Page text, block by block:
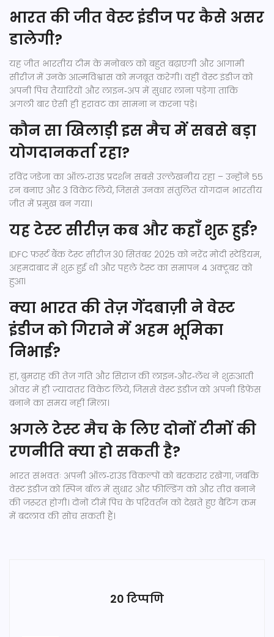
भारत की जीत वेस्ट इंडीज पर कैसे असर
डालेगी?
यह जीत भारतीय टीम के मनोबल को बहुत बढ़ाएगी और आगामी
सीरीज़ में उनके आत्मविश्वास को मजबूत करेगी। वहीं वेस्ट इंडीज को
अपनी पिच तैयारियों और लाइन‑अप में सुधार लाना पड़ेगा ताकि
अगली बार ऐसी ही हरावट का सामना न करना पड़े।
कौन सा खिलाड़ी इस मैच में सबसे बड़ा
योगदानकर्ता रहा?
रविंद्र जडेजा का ऑल‑राउंड प्रदर्शन सबसे उल्लेखनीय रहा – उन्होंने 55
रन बनाए और 3 विकेट लिये, जिससे उनका संतुलित योगदान भारतीय
जीत में प्रमुख बन गया।
यह टेस्ट सीरीज़ कब और कहाँ शुरू हुई?
IDFC फ़र्स्ट बैंक टेस्ट सीरीज़ 30 सितंबर 2025 को नरेंद्र मोदी स्टेडियम,
अहमदाबाद में शुरू हुई थी और पहले टेस्ट का समापन 4 अक्टूबर को
हुआ।
क्या भारत की तेज़ गेंदबाज़ी ने वेस्ट
इंडीज को गिराने में अहम भूमिका
निभाई?
हां, बुमराह की तेज़ गति और सिराज की लाइन‑और‑लेंथ ने शुरुआती
ओवर में ही ज़्यादातर विकेट लिये, जिससे वेस्ट इंडीज को अपनी डिफ़ेंस
बनाने का समय नहीं मिला।
अगले टेस्ट मैच के लिए दोनों टीमों की
रणनीति क्या हो सकती है?
भारत संभवतः अपनी ऑल‑राउंड विकल्पों को बरकरार रखेगा, जबकि
वेस्ट इंडीज को स्पिन बॉल में सुधार और फील्डिंग को और तीव्र बनाने
की जरूरत होगी। दोनों टीमें पिच के परिवर्तन को देखते हुए बैटिंग क्रम
में बदलाव की सोच सकती हैं।
20 टिप्पणि